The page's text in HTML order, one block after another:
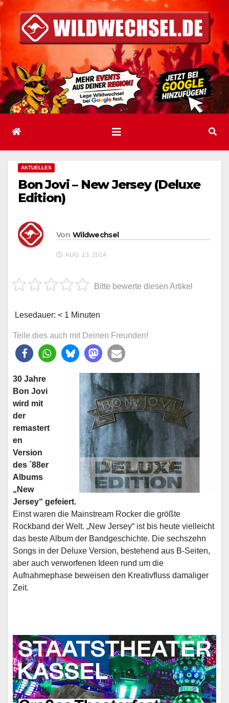
Inhalt
springen
AKTUELLES
Bon Jovi – New Jersey (Deluxe
Edition)
Von Wildwechsel
AUG. 13, 2014
Bitte bewerte diesen Artikel
Lesedauer: < 1 Minuten
Teile dies auch mit Deinen Freunden!
30 Jahre
Bon Jovi
wird mit
der
remastert
en
Version
des ´88er
Albums
„New
Jersey“ gefeiert.
Einst waren die Mainstream Rocker die größte
Rockband der Welt. „New Jersey“ ist bis heute vielleicht
das beste Album der Bandgeschichte. Die sechszehn
Songs in der Deluxe Version, bestehend aus B-Seiten,
aber auch verworfenen Ideen rund um die
Aufnahmephase beweisen den Kreativfluss damaliger
Zeit.